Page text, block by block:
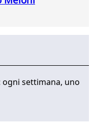
settimana, uno